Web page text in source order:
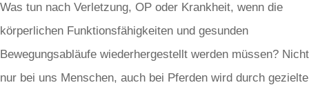
Was tun nach Verletzung, OP oder Krankheit, wenn die
körperlichen Funktionsfähigkeiten und gesunden
Bewegungsabläufe wiederhergestellt werden müssen? Nicht
nur bei uns Menschen, auch bei Pferden wird durch gezielte